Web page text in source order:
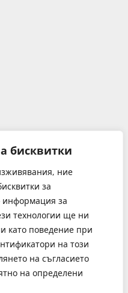
бисквитки
ние
за
информация за
технологии ще ни
като поведение при
на този
на съгласието
на определени